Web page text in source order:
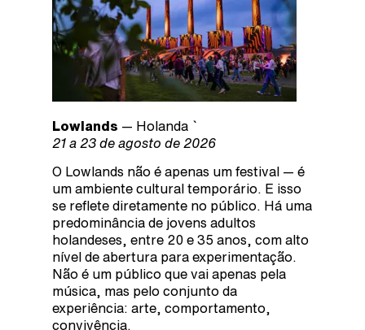
Lowlands — Holanda `
21 a 23 de agosto de 2026
O Lowlands não é apenas um festival — é
um ambiente cultural temporário. E isso
se reflete diretamente no público. Há uma
predominância de jovens adultos
holandeses, entre 20 e 35 anos, com alto
nível de abertura para experimentação.
Não é um público que vai apenas pela
música, mas pelo conjunto da
experiência: arte, comportamento,
convivência.